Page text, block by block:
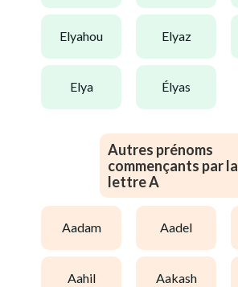
elyahou elyaz
elya élyas
Autres prénoms
commençants par la
lettre A
aadam aadel
aahil aakash